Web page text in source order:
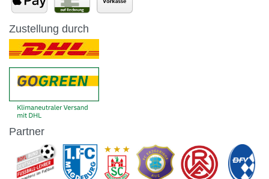
Zustellung durch
Partner